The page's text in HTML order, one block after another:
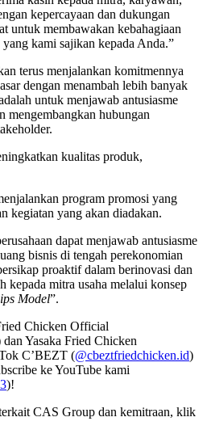
kepercayaan dan dukungan
untuk membawakan kebahagiaan
kami sajikan kepada Anda.”
terus menjalankan komitmennya
dengan menambah lebih banyak
untuk menjawab antusiasme
mengembangkan hubungan
kualitas produk,
program promosi yang
kegiatan yang akan diadakan.
dapat menjawab antusiasme
bisnis di tengah perekonomian
proaktif dalam berinovasi dan
kepada mitra usaha melalui konsep
Model”.
Chicken Official
dan Yasaka Fried Chicken
C’BEZT (@cbeztfriedchicken.id)
ke YouTube kami
)!
CAS Group dan kemitraan, klik